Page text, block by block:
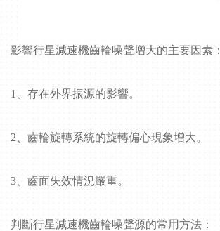
影響行星減速機齒輪噪聲增大的主要因素：
1 、存在外界振源的影響。
2 、齒輪旋轉系統的旋轉偏心現象增大。
3 、齒面失效情況嚴重。
判斷行星減速機齒輪噪聲源的常用方法：